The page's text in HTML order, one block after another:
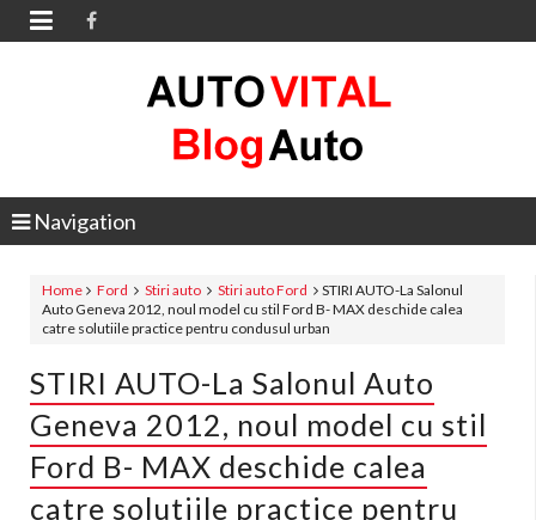

Navigation
Home Ford Stiri auto Stiri auto Ford
STIRI AUTO-La Salonul
Auto Geneva 2012, noul model cu stil Ford B- MAX deschide calea
catre solutiile practice pentru condusul urban
STIRI AUTO-La Salonul Auto
Geneva 2012, noul model cu stil
Ford B- MAX deschide calea
catre solutiile practice pentru